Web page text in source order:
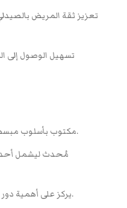
تعزيز ثقة المريض
تسهيل الوصول إلى
مكتوب بأسلوب مبسط وواضح يناسب جميع المستويات.
مُحدث ليشمل
يركز على أهمية دور الصيدلي كمستشار دوائي موثوق به.